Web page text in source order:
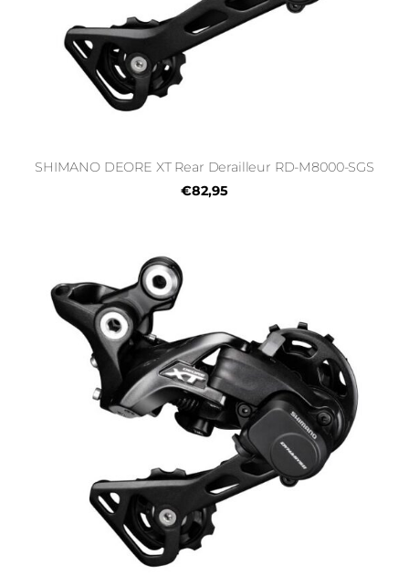
SHIMANO DEORE XT Rear Derailleur RD-M8000-SGS
€82,95